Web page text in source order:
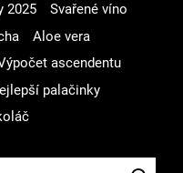
2025
Svařené víno
Aloe vera
ascendentu
palačinky